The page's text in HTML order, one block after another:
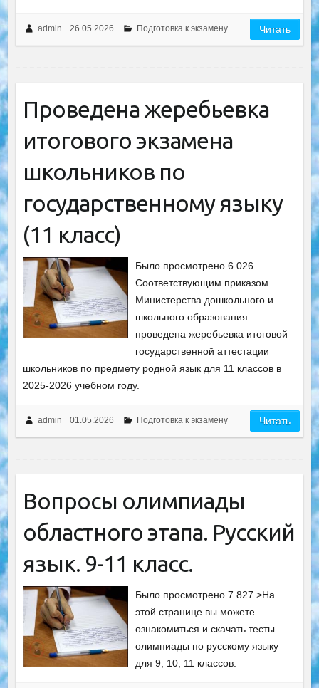
admin 26.05.2026 Подготовка к экзамену Читать
Проведена жеребьевка
итогового экзамена
школьников по
государственному языку
(11 класс)
Было просмотрено 6 026
Соответствующим приказом
Министерства дошкольного и
школьного образования
проведена жеребьевка итоговой
государственной аттестации
школьников по предмету родной язык для 11 классов в
2025-2026 учебном году.
admin 01.05.2026 Подготовка к экзамену Читать
Вопросы олимпиады
областного этапа. Русский
язык. 9-11 класс.
Было просмотрено 7 827 >На
этой странице вы можете
ознакомиться и скачать тесты
олимпиады по русскому языку
для 9, 10, 11 классов.